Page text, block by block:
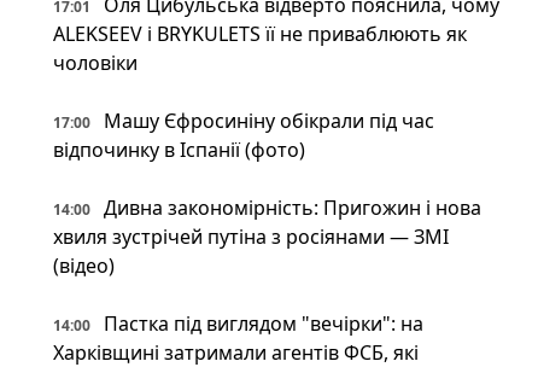
17:01
ALEKSEEV і BRYKULETS її не приваблюють як
чоловіки
17:00
Машу Єфросиніну обікрали під час
відпочинку в Іспанії (фото)
14:00
Дивна закономірність: Пригожин і нова
хвиля зустрічей путіна з росіянами — ЗМІ
(відео)
14:00
Пастка під виглядом "вечірки": на
Харківщині затримали агентів ФСБ, які